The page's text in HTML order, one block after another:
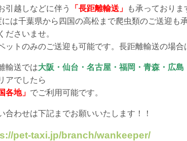
引越しなどに伴う 「長距離輸送」
も承っておりま
には千葉県から四国の高松まで爬虫類のご送迎も
ださいませ。
ットのみのご送迎も可能です。長距離輸送の場
輸送では大阪・仙台・名古屋・福岡・青森・広
アでしたら
各地」 でご利用可能です。
合わせは下記までお願いいたします！！
pet-taxi.jp/branch/wankeeper/